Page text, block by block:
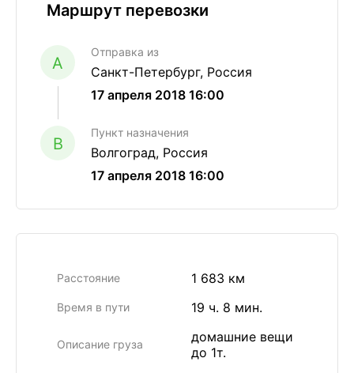
Маршрут перевозки
A
Отправка из
Санкт-Петербург, Россия
17 апреля 2018 16:00
B
Пункт назначения
Волгоград, Россия
17 апреля 2018 16:00
Расстояние 1 683 км
Время в пути 19 ч. 8 мин.
Описание груза
домашние вещи
до 1т.